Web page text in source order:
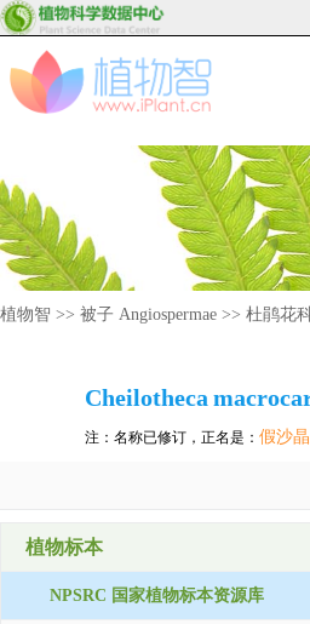
植物智 >> 被子 Angiospermae >> 杜鹃花
Cheilotheca
注：名称已修订，正名是： 假沙
植物标本
NPSRC 国家植物标本资源库